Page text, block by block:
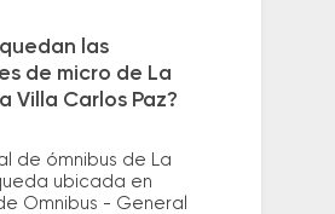
las
de micro de La
Villa Carlos Paz?
de ómnibus de La
ubicada en
Omnibus - General